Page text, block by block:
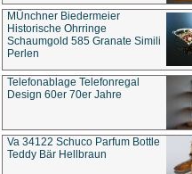
MÜnchner Biedermeier
Historische Ohrringe
Schaumgold 585 Granate Simili
Perlen
Telefonablage Telefonregal
Design 60er 70er Jahre
Va 34122 Schuco Parfum Bottle
Teddy Bär Hellbraun